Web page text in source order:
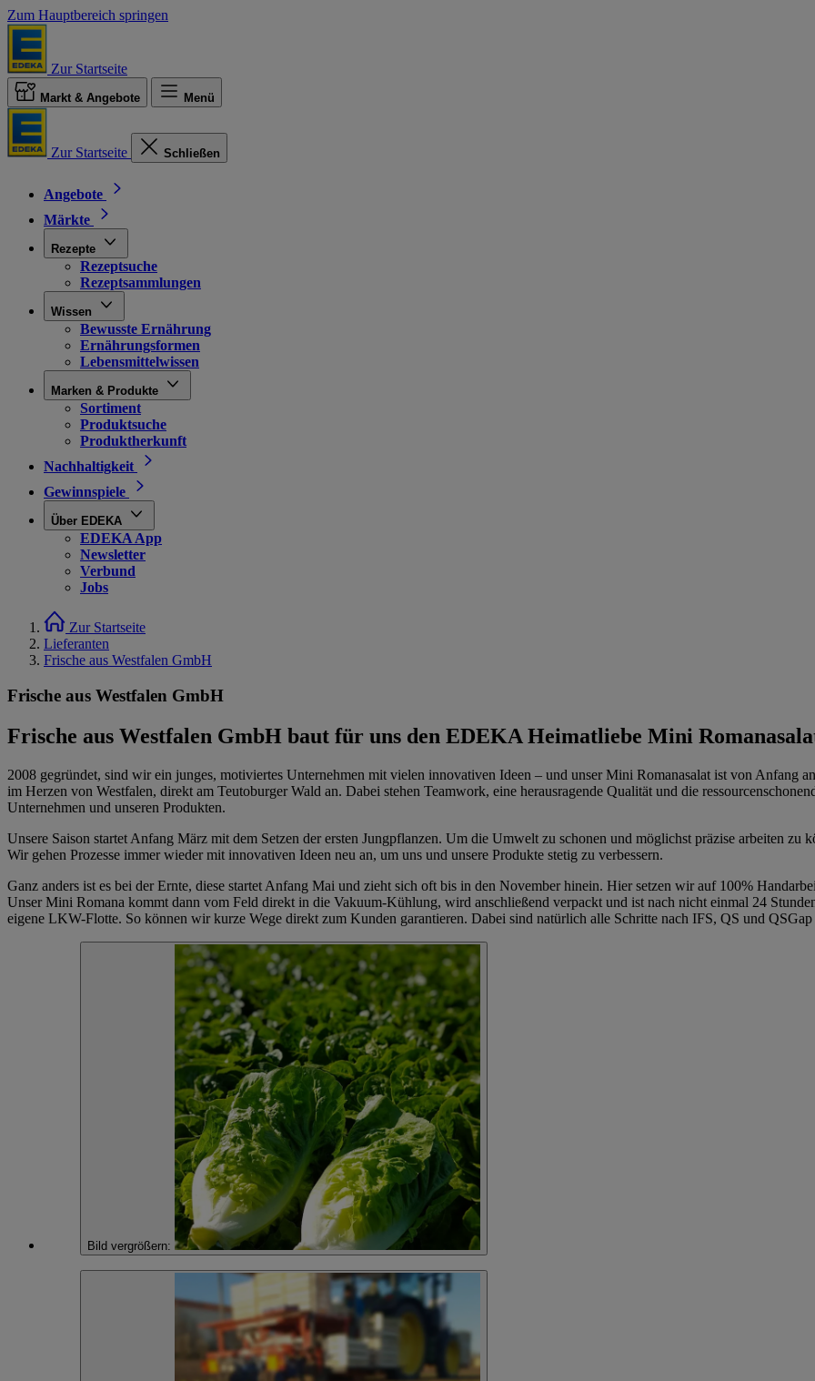
Zum Hauptbereich springen
Zur Startseite
Markt & Angebote Menü
Zur Startseite Schließen
Angebote
Märkte
Rezepte
Rezeptsuche
Rezeptsammlungen
Wissen
Bewusste Ernährung
Ernährungsformen
Lebensmittelwissen
Marken & Produkte
Sortiment
Produktsuche
Produktherkunft
Nachhaltigkeit
Gewinnspiele
Über EDEKA
EDEKA App
Newsletter
Verbund
Jobs
Zur Startseite
Lieferanten
Frische aus Westfalen GmbH
Frische aus Westfalen GmbH
Frische aus Westfalen GmbH baut für uns den EDEKA Heimatliebe Mini
2008 gegründet, sind wir ein junges, motiviertes Unternehmen mit vielen innovativen Ideen – und unser Mini Romanasalat ist von Anfang
im Herzen von Westfalen, direkt am Teutoburger Wald an. Dabei stehen Teamwork, eine herausragende Qualität und die
Unternehmen und unseren Produkten.
Unsere Saison startet Anfang März mit dem Setzen der ersten Jungpflanzen. Um die Umwelt zu schonen und möglichst präzise arbeiten zu
Wir gehen Prozesse immer wieder mit innovativen Ideen neu an, um uns und unsere Produkte stetig zu verbessern.
Ganz anders ist es bei der Ernte, diese startet Anfang Mai und zieht sich oft bis in den November hinein. Hier setzen wir auf 100%
Unser Mini Romana kommt dann vom Feld direkt in die Vakuum-Kühlung, wird anschließend verpackt und ist nach nicht einmal 24
eigene LKW-Flotte. So können wir kurze Wege direkt zum Kunden garantieren. Dabei sind natürlich alle Schritte nach IFS, QS und
Bild vergrößern: